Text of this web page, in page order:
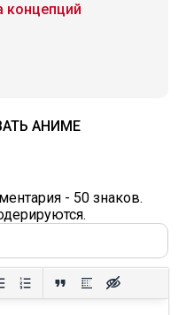
концепций
АНИМЕ
- 50 знаков.